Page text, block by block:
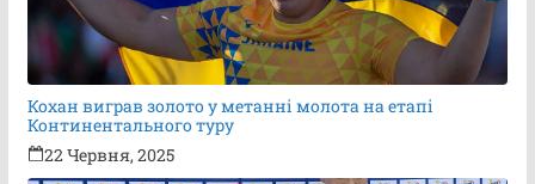
Кохан виграв золото у метанні молота на етапі
Континентального туру
22 Червня, 2025